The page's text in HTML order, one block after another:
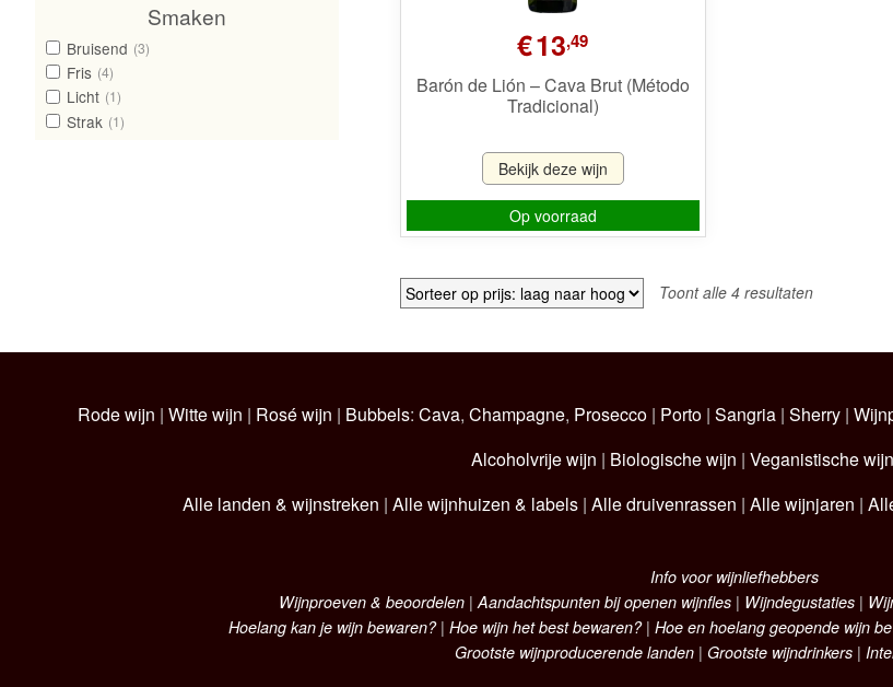
€13,49
Barón de Lión – Cava Brut (Método
Tradicional)
Bekijk deze wijn
Op voorraad
Toont alle 4 resultatenGesorteerd
hoog
Smaken
Bruisend (3)
Fris (4)
Licht (1)
Strak (1)
Rode wijn | Witte wijn | Rosé wijn | Bubbels: Cava, Champagne, Prosecco | Porto | Sangria | Sherry |
Alcoholvrije wijn | Biologische wijn | Veganistische wijn
Alle landen & wijnstreken | Alle wijnhuizen & labels| Alle druivenrassen | Alle wijnjaren |
Info voor wijnliefhebbers
Wijnproeven & beoordelen | Aandachtspunten bij openen wijnfles | Wijndegustaties |
Hoelang kan je wijn bewaren?| Hoe wijn het best bewaren?| Hoe en hoelang geopende wijn
Grootste wijnproducerende landen | Grootste wijndrinkers |